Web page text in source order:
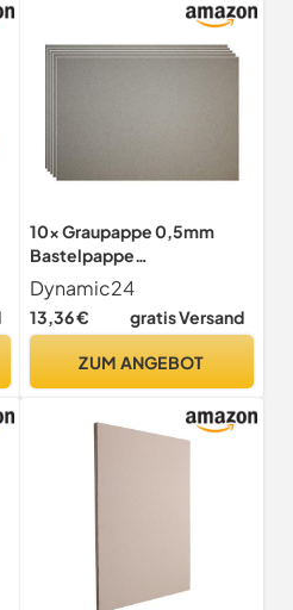
10x Graupappe 0,5mm
Bastelpappe
Buchbinderpappe Pappe
Graukarton
Dynamic24
13,36 € gratis Versand
ZUM ANGEBOT